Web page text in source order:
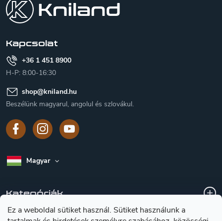
Ez a weboldal sütiket használ. Sütiket használunk a
Kapcsolat
+36 1 451 8900
H-P: 8:00-16:30
shop@kniland.hu
Beszélünk magyarul, angolul és szlovákul.
Magyar
Kategóriák